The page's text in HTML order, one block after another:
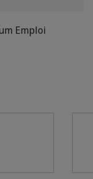
Emploi